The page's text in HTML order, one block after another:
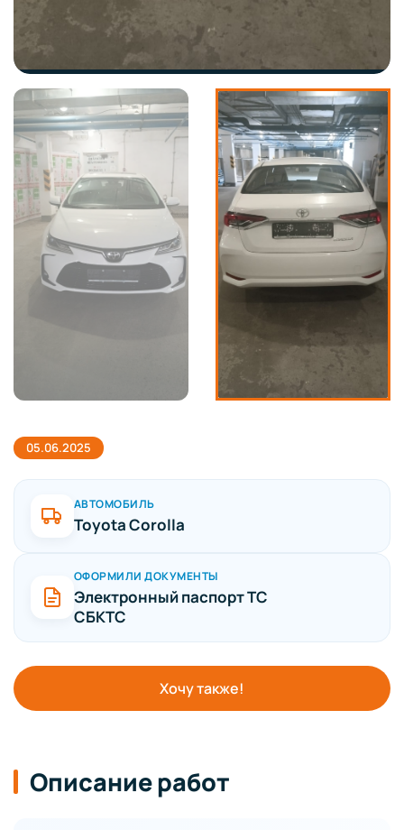
05.06.2025
АВТОМОБИЛЬ
Toyota Corolla
ОФОРМИЛИ ДОКУМЕНТЫ
Электронный паспорт ТС
СБКТС
Хочу также!
Описание работ